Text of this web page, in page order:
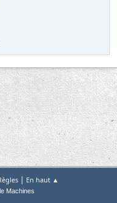
| En haut ▲
Machines